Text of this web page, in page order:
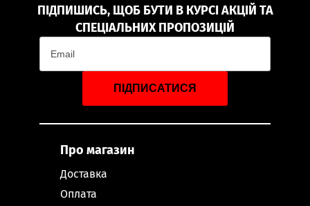
ПІДПИШИСЬ, ЩОБ БУТИ В КУРСІ АКЦІЙ ТА
СПЕЦІАЛЬНИХ ПРОПОЗИЦІЙ
ПІДПИСАТИСЯ
Про магазин
Доставка
Оплата